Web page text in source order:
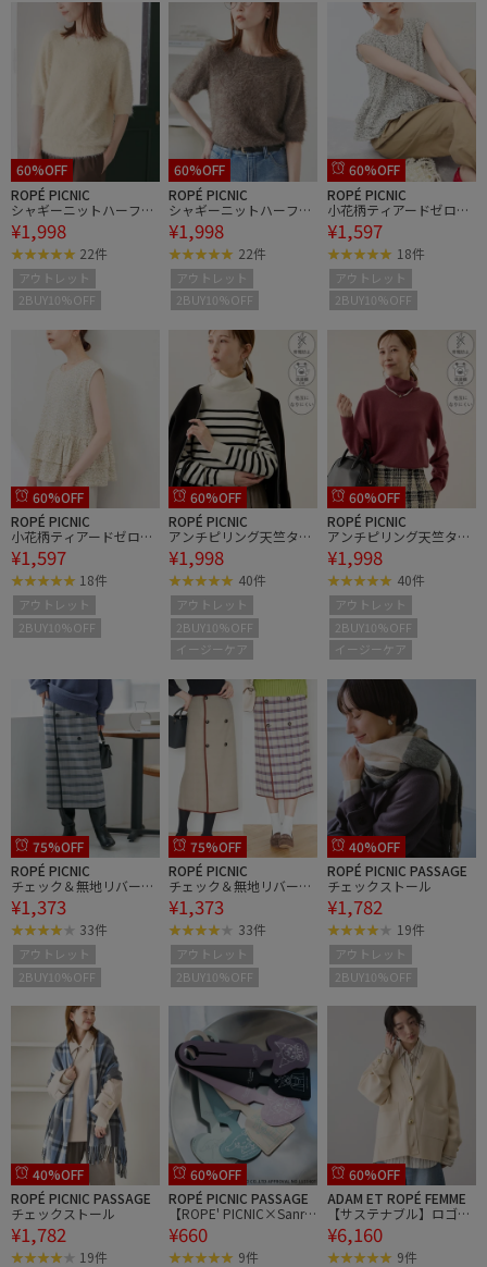
60%OFF
ROPÉ PICNIC
シャギーニットハーフス
リーブプルオーバー
¥1,998
22件
アウトレット
2BUY10%OFF
60%OFF
ROPÉ PICNIC
シャギーニットハーフス
リーブプルオーバー
¥1,998
22件
アウトレット
2BUY10%OFF
60%OFF
ROPÉ PICNIC
小花柄ティアードゼロス
リーブブラウス
¥1,597
18件
アウトレット
2BUY10%OFF
60%OFF
ROPÉ PICNIC
小花柄ティアードゼロス
リーブブラウス
¥1,597
18件
アウトレット
2BUY10%OFF
60%OFF
ROPÉ PICNIC
アンチピリング天竺ター
トルネックニットプルオ
ーバー/イージーケア
¥1,998
40件
アウトレット
2BUY10%OFF
イージーケア
60%OFF
ROPÉ PICNIC
アンチピリング天竺ター
トルネックニットプルオ
ーバー/イージーケア
¥1,998
40件
アウトレット
2BUY10%OFF
イージーケア
75%OFF
ROPÉ PICNIC
チェック＆無地リバーシ
ブルスカート
¥1,373
33件
アウトレット
2BUY10%OFF
75%OFF
ROPÉ PICNIC
チェック＆無地リバーシ
ブルスカート
¥1,373
33件
アウトレット
2BUY10%OFF
40%OFF
ROPÉ PICNIC PASSAGE
チェックストール
¥1,782
19件
アウトレット
2BUY10%OFF
40%OFF
ROPÉ PICNIC PASSAGE
チェックストール
¥1,782
19件
60%OFF
ROPÉ PICNIC PASSAGE
【ROPE' PICNIC×Sanrio
characters】ランダムシ
ークレットネームタグ
¥660
9件
60%OFF
ADAM ET ROPÉ FEMME
【サステナブル】ロゴボ
タンミドルカーディガン
¥6,160
9件